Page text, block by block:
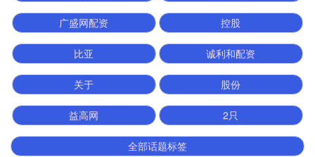
广盛网配资 控股
比亚 诚利和配资
关于 股份
益高网 2只
全部话题标签